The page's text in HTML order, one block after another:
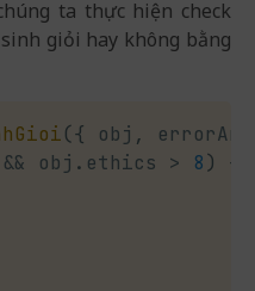
ta thực hiện check
giỏi hay không bằng
({ obj ,
&& obj . ethics > 8)
{